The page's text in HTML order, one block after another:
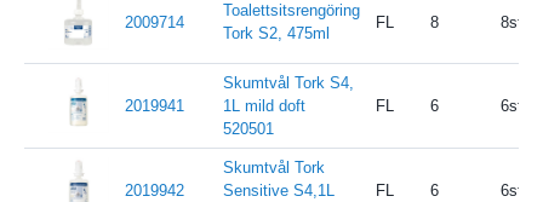
2009714
Toalettsitsrengöring
Tork S2, 475ml
FL 8 8st/
2019941
Skumtvål Tork S4,
1L mild doft
520501
FL 6 6st/
2019942
Skumtvål Tork
Sensitive S4,1L
FL 6 6st/